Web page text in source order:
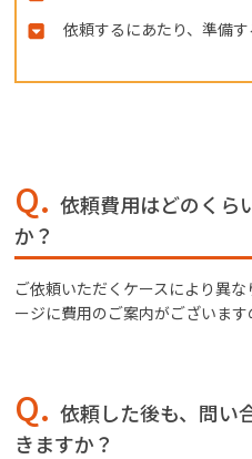
依頼するにあたり、準備
Q. 依頼費用はどのくら
か？
ご依頼いただくケースにより異
ージに費用のご案内がございます
Q. 依頼した後も、問い
きますか？